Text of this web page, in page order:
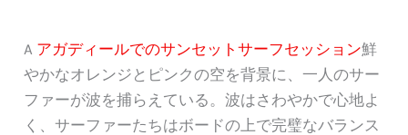
A アガディールでのサンセットサーフセッション鮮
やかなオレンジとピンクの空を背景に、一人のサー
ファーが波を捕らえている。波はさわやかで心地よ
く、サーファーたちはボードの上で完璧なバランス